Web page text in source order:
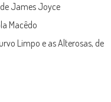
de James Joyce
Macêdo
Limpo e as Alterosas, de